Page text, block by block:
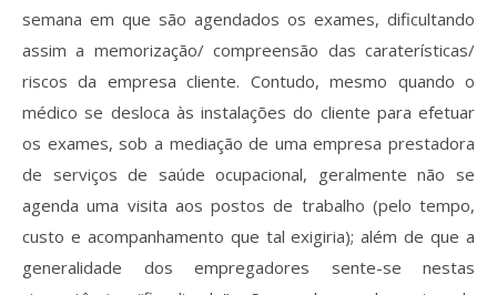
semana em que são agendados os exames, dificultando
assim a memorização/ compreensão das caraterísticas/
riscos da empresa cliente. Contudo, mesmo quando o
médico se desloca às instalações do cliente para efetuar
os exames, sob a mediação de uma empresa prestadora
de serviços de saúde ocupacional, geralmente não se
agenda uma visita aos postos de trabalho (pelo tempo,
custo e acompanhamento que tal exigiria); além de que a
generalidade dos empregadores sente-se nestas